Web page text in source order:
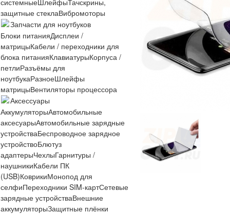
системныеШлейфыТачскрины,
защитные стеклаВибромоторы
Запчасти для ноутбуков
Блоки питанияДисплеи /
матрицыКабели / переходники для
блока питанияКлавиатурыКорпуса /
петлиРазъёмы для
ноутбукаРазноеШлейфы
матрицыВентиляторы процессора
Аксессуары
АккумуляторыАвтомобильные
аксесуарыАвтомобильные зарядные
устройстваБеспроводное зарядное
устройствоБлютуз
адаптерыЧехлыГарнитуры /
наушникиКабели ПК
(USB)КоврикиМонопод для
селфиПереходники SIM-картСетевые
зарядные устройстваВнешние
аккумуляторыЗащитные плёнки